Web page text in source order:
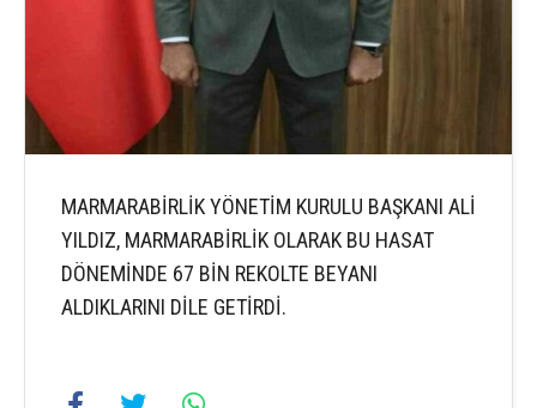
MARMARABİRLİK YÖNETİM KURULU BAŞKANI ALİ
YILDIZ, MARMARABİRLİK OLARAK BU HASAT
DÖNEMİNDE 67 BİN REKOLTE BEYANI
ALDIKLARINI DİLE GETİRDİ.